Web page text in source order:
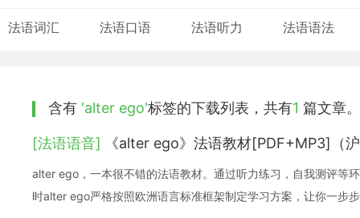
法语词汇 法语口语 法语听力 法语语法
含有 'alter ego'标签的下载列表，共有1 篇文章。
[法语语音] 《alter ego》法语教材[PDF+MP3]（
alter ego，一本很不错的法语教材。通过听力练习，自我测评等
时alter ego严格按照欧洲语言标准框架制定学习方案，让你一步